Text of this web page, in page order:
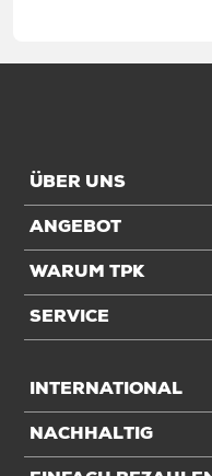
ÜBER UNS
ANGEBOT
WARUM TPK
SERVICE
INTERNATIONAL
NACHHALTIG